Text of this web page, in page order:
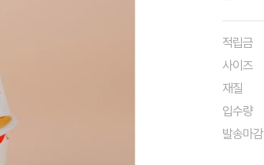
적립금
사이즈
재질
입수량
발송마감